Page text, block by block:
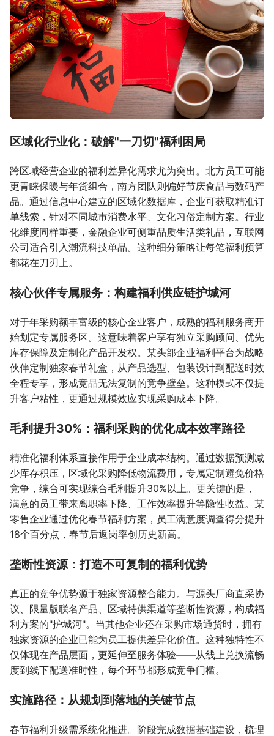
区域化行业化：破解"一刀切"福利困局
跨区域经营企业的福利差异化需求尤为突出。北方员工可能
更青睐保暖与年货组合，南方团队则偏好节庆食品与数码产
品。通过信息中心建立的区域化数据库，企业可获取精准订
单线索，针对不同城市消费水平、文化习俗定制方案。行业
化维度同样重要，金融企业可侧重品质生活类礼品，互联网
公司适合引入潮流科技单品。这种细分策略让每笔福利预算
都花在刀刃上。
核心伙伴专属服务：构建福利供应链护城河
对于年采购额丰富级的核心企业客户，成熟的福利服务商开
始划定专属服务区。这意味着客户享有独立采购顾问、优先
库存保障及定制化产品开发权。某头部企业福利平台为战略
伙伴定制独家春节礼盒，从产品选型、包装设计到配送时效
全程专享，形成竞品无法复制的竞争壁垒。这种模式不仅提
升客户粘性，更通过规模效应实现采购成本下降。
毛利提升30%：福利采购的优化成本效率路径
精准化福利体系直接作用于企业成本结构。通过数据预测减
少库存积压，区域化采购降低物流费用，专属定制避免价格
竞争，综合可实现综合毛利提升30%以上。更关键的是，
满意的员工带来离职率下降、工作效率提升等隐性收益。某
零售企业通过优化春节福利方案，员工满意度调查得分提升
18个百分点，春节后返岗率创历史新高。
垄断性资源：打造不可复制的福利优势
真正的竞争优势源于独家资源整合能力。与源头厂商直采协
议、限量版联名产品、区域特供渠道等垄断性资源，构成福
利方案的"护城河"。当其他企业还在采购市场通货时，拥有
独家资源的企业已能为员工提供差异化价值。这种独特性不
仅体现在产品层面，更延伸至服务体验——从线上兑换流畅
度到线下配送准时性，每个环节都形成竞争门槛。
实施路径：从规划到落地的关键节点
春节福利升级需系统化推进。阶段完成数据基础建设，梳理